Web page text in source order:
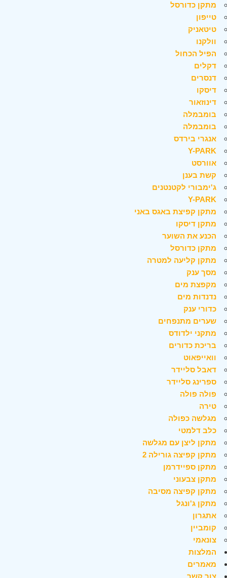
מתקן כדורסל
טייפון
טיטאניק
וולקנו
הפיל הכחול
דקלים
דנסרים
דיסקו
דינוזאור
בומבמלה
בומבמלה
אנגרי בירדס
Y-PARK
אוורסט
קשת בענן
ג'ימבורי לקטנטנים
Y-PARK
מתקן קפיצת באגס באני
מתקן דיסקו
הכנע את השוער
מתקן כדורסל
מתקן קליעה למטרה
מסך ענק
מקפצת מים
נדנדות מים
כדורי ענק
שערים מתנפחים
מתקני ילדודס
בריכת כדורים
וואייפאוט
דאבל סליידר
ספרינג סליידר
פולה פולה
טירה
מגלשה כפולה
כלב דלמטי
מתקן ליצן עם מגלשה
מתקן קפיצה גורילה 2
מתקן ספיידרמן
מתקן צבעוני
מתקן קפיצה מסיבה
מתקן ג'ונגל
אתגרון
קומביין
צונאמי
המלצות
מאמרים
צור קשר